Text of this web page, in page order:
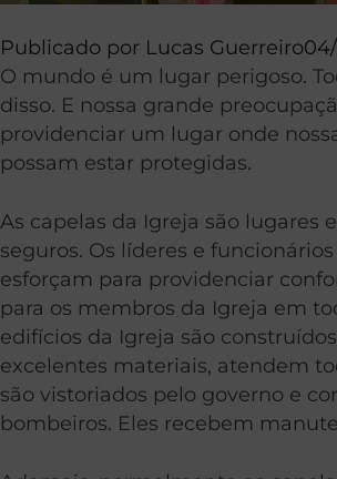
Publicado por Lucas Guerreiro
O mundo é um lugar perigoso.
disso. E nossa grande
providenciar um lugar onde
possam estar protegidas.
As capelas da Igreja são lugares
seguros. Os líderes e
esforçam para providenciar
para os membros da Igreja em
edifícios da Igreja são
excelentes materiais, atendem
são vistoriados pelo governo e
bombeiros. Eles recebem